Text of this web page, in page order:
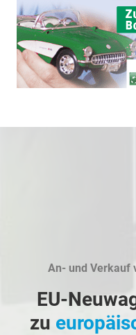
An- und Verkauf
EU-
zu